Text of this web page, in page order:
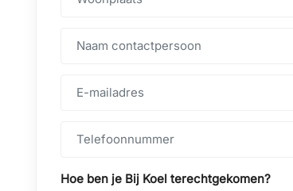
Hoe ben je Bij Koel terechtgekomen?